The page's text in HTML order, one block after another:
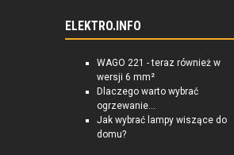
ELEKTRO.INFO
WAGO 221 - teraz również w
wersji 6 mm²
Dlaczego warto wybrać
ogrzewanie...
Jak wybrać lampy wiszące do
domu?